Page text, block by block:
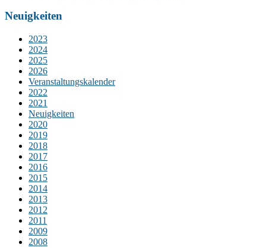
Neuigkeiten
2023
2024
2025
2026
Veranstaltungskalender
2022
2021
Neuigkeiten
2020
2019
2018
2017
2016
2015
2014
2013
2012
2011
2009
2008